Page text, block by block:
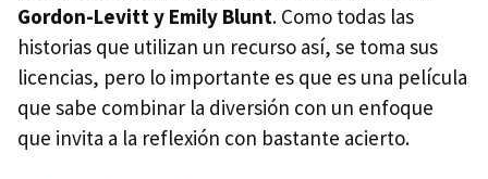
Gordon-Levitt y Emily Blunt. Como todas las
historias que utilizan un recurso así, se toma sus
licencias, pero lo importante es que es una película
que sabe combinar la diversión con un enfoque
que invita a la reflexión con bastante acierto.